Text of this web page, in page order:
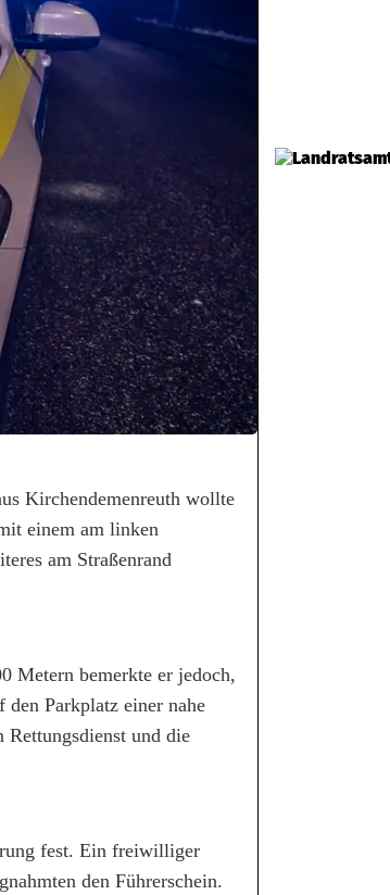
Kirchendemenreuth wollte
einem am linken
am Straßenrand
Metern bemerkte er jedoch,
Parkplatz einer nahe
Rettungsdienst und die
fest. Ein freiwilliger
den Führerschein.